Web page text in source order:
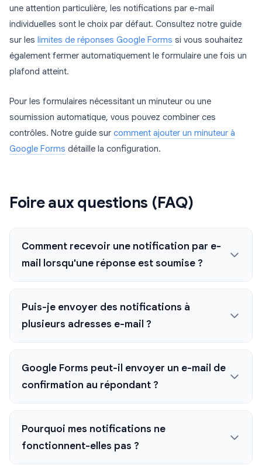
une attention particulière, les notifications par e-mail
individuelles sont le choix par défaut. Consultez notre guide
sur les limites de réponses Google Forms si vous souhaitez
également fermer automatiquement le formulaire une fois un
plafond atteint.
Pour les formulaires nécessitant un minuteur ou une
soumission automatique, vous pouvez combiner ces
contrôles. Notre guide sur comment ajouter un minuteur à
Google Forms détaille la configuration.
Foire aux questions (FAQ)
Comment recevoir une notification par e-
mail lorsqu'une réponse est soumise ?
Puis-je envoyer des notifications à
plusieurs adresses e-mail ?
Google Forms peut-il envoyer un e-mail de
confirmation au répondant ?
Pourquoi mes notifications ne
fonctionnent-elles pas ?